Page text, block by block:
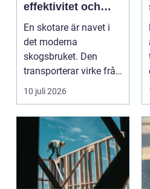
effektivitet och
hållbarhet
En skotare är navet i
det moderna
skogsbruket. Den
transporterar virke från
avverkningsplatsen till
10 juli 2026